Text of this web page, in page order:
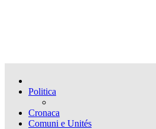
Politica
Cronaca
Comuni e Unités